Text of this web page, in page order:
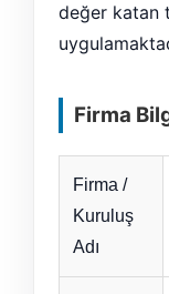
değer katan
Firma
Firma /
Kuruluş
Adı